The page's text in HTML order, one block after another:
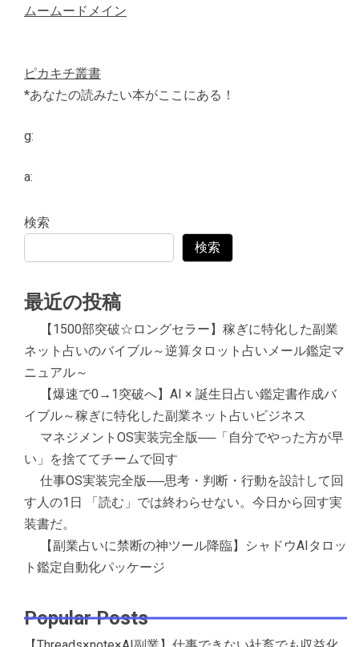
ムームードメイン
ピカキチ叢書
*あなたの読みたい本がここにある！
g:
a:
検索
検索
最近の投稿
【1500部突破☆ロングセラー】稼ぎに特化した副業
ネット占いのバイブル～逆算タロット占いメール鑑定マ
ニュアル～
【爆速で0→1突破へ】AI × 誕生日占い鑑定書作成バ
イブル～稼ぎに特化した副業ネット占いビジネス
マネジメントOS実装完全版──「自分でやった方が早
い」を捨ててチームで回す
仕事OS実装完全版──思考・判断・行動を設計して回
す人の1日 「読む」では終わらせない。今日から回す実
装書だ。
【副業占いに禁断の神ツール降臨】シャドウAIタロッ
ト鑑定自動化パッケージ
Popular Posts